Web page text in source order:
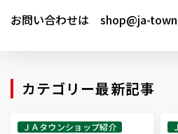
お問い合わせは shop@ja-
カテゴリー最新記事
ＪＡタウンショップ紹介